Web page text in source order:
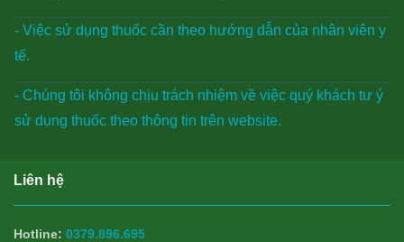
- Việc sử dụng thuốc cần theo hướng dẫn của nhân viên y
tế.
- Chúng tôi không chịu trách nhiệm về việc quý khách tư ý
sử dụng thuốc theo thông tin trên website.
Liên hệ
Hotline: 0379.896.695